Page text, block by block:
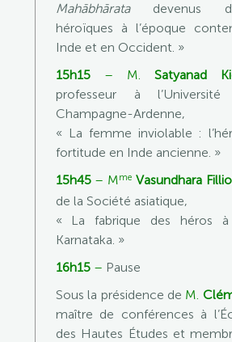
Mahābhāratadevenus
héroïques à l’époque
Inde et en Occident. »
15h15– M.Satyanad
professeur à
Champagne-Ardenne,
« La femme inviolable :
fortitude en Inde ancienne. »
15h45– Mme Vasundhara
de la Société asiatique,
« La fabrique des héros à
Karnataka. »
16h15– Pause
Sous la présidence de M.
maître de conférences à
des Hautes Études et